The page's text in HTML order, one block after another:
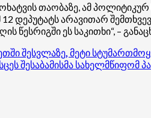
თაობაზე, ამ პოლიტიკურ
დეპუტატს არავითარ
წესრიგში ეს საკითხი“, –
შესვლაზე, მეტი
შესაბამისმა სახელმწიფომ